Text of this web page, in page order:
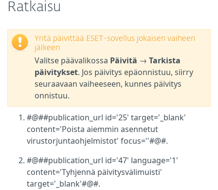
Ratkaisu
Yritä päivittää ESET-sovellus jokaisen vaiheen
jälkeen
Valitse päävalikossa Päivitä → Tarkista
päivitykset. Jos päivitys epäonnistuu, siirry
seuraavaan vaiheeseen, kunnes päivitys
onnistuu.
#@##publication_url id='25' target='_blank'
content='Poista aiemmin asennetut
virustorjuntaohjelmistot' focus=''#@#.
#@##publication_url id='47' language='1'
content='Tyhjennä päivitysvälimuisti'
target='_blank'#@#.